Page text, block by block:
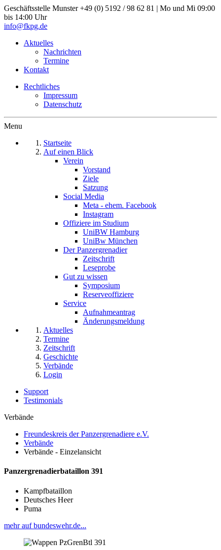
Geschäftsstelle Munster+49 (0) 5192 / 98 62 81 | Mo und Mi 09:00
bis 14:00 Uhr
info@fkpg.de
Aktuelles
Nachrichten
Termine
Kontakt
Rechtliches
Impressum
Datenschutz
Menu
Startseite
Auf einen Blick
Verein
Vorstand
Ziele
Satzung
Social Media
Meta - ehem. Facebook
Instagram
Offiziere im Studium
UniBW Hamburg
UniBw München
Der Panzergrenadier
Zeitschrift
Leseprobe
Gut zu wissen
Symposium
Reserveoffiziere
Service
Aufnahmeantrag
Änderungsmeldung
Aktuelles
Termine
Zeitschrift
Geschichte
Verbände
Login
Support
Testimonials
Verbände
Freundeskreis der Panzergrenadiere e.V.
Verbände
Verbände - Einzelansicht
Panzergrenadierbataillon 391
Kampfbataillon
Deutsches Heer
Puma
mehr auf bundeswehr.de...